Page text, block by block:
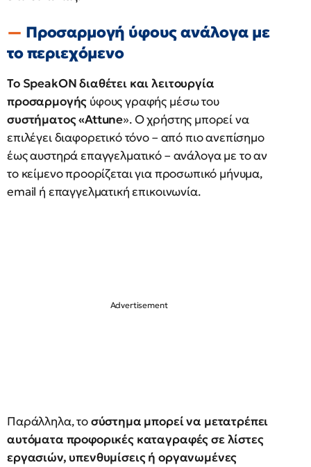
Προσαρμογή ύφους ανάλογα με
το περιεχόμενο
Το SpeakON διαθέτει και λειτουργία
προσαρμογής ύφους γραφής μέσω του
συστήματος «Attune». Ο χρήστης μπορεί να
επιλέγει διαφορετικό τόνο – από πιο ανεπίσημο
έως αυστηρά επαγγελματικό – ανάλογα με το αν
το κείμενο προορίζεται για προσωπικό μήνυμα,
email ή επαγγελματική επικοινωνία.
Παράλληλα, τοσύστημα μπορεί να μετατρέπει
αυτόματα προφορικές καταγραφές σε λίστες
εργασιών, υπενθυμίσεις ή οργανωμένες